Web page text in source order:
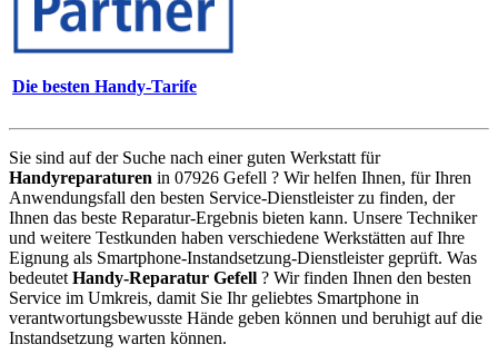
Die besten Handy-Tarife
Sie sind auf der Suche nach einer guten Werkstatt für
Handyreparaturen in 07926 Gefell ? Wir helfen Ihnen, für Ihren
Anwendungsfall den besten Service-Dienstleister zu finden, der
Ihnen das beste Reparatur-Ergebnis bieten kann. Unsere Techniker
und weitere Testkunden haben verschiedene Werkstätten auf Ihre
Eignung als Smartphone-Instandsetzung-Dienstleister geprüft. Was
bedeutet Handy-Reparatur Gefell ? Wir finden Ihnen den besten
Service im Umkreis, damit Sie Ihr geliebtes Smartphone in
verantwortungsbewusste Hände geben können und beruhigt auf die
Instandsetzung warten können.